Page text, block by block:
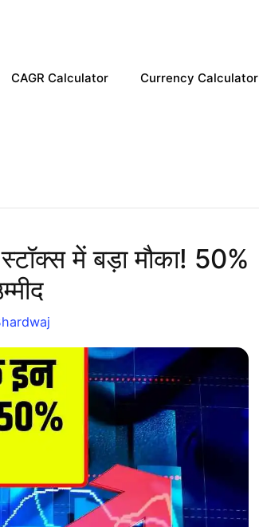
CAGR Calculator Currency Calculator
में बड़ा मौका! 50%